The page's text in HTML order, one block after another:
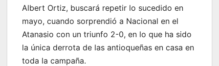
Albert Ortiz, buscará repetir lo sucedido en
mayo, cuando sorprendió a Nacional en el
Atanasio con un triunfo 2-0, en lo que ha sido
la única derrota de las antioqueñas en casa en
toda la campaña.